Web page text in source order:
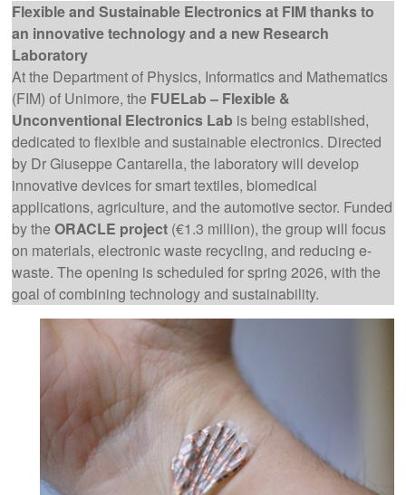
Flexible and Sustainable Electronics at FIM thanks to
an innovative technology and a new Research
Laboratory
At the Department of Physics, Informatics and Mathematics
(FIM) of Unimore, the FUELab – Flexible &
Unconventional Electronics Lab is being established,
dedicated to flexible and sustainable electronics. Directed
by Dr Giuseppe Cantarella, the laboratory will develop
innovative devices for smart textiles, biomedical
applications, agriculture, and the automotive sector. Funded
by theORACLE project (€1.3 million), the group will focus
on materials, electronic waste recycling, and reducing e-
waste. The opening is scheduled for spring 2026, with the
goal of combining technology and sustainability.